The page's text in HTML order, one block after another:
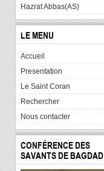
Hazrat Abbas(AS)
LE MENU
Accueil
Presentation
Le Saint Coran
Rechercher
Nous contacter
CONFÉRENCE DES
SAVANTS DE BAGDAD